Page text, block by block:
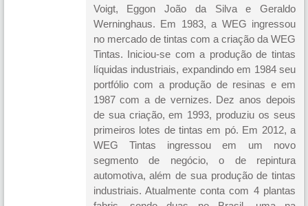
Voigt, Eggon João da Silva e Geraldo
Werninghaus. Em 1983, a WEG ingressou
no mercado de tintas com a criação da WEG
Tintas. Iniciou-se com a produção de tintas
líquidas industriais, expandindo em 1984 seu
portfólio com a produção de resinas e em
1987 com a de vernizes. Dez anos depois
de sua criação, em 1993, produziu os seus
primeiros lotes de tintas em pó. Em 2012, a
WEG Tintas ingressou em um novo
segmento de negócio, o de repintura
automotiva, além de sua produção de tintas
industriais. Atualmente conta com 4 plantas